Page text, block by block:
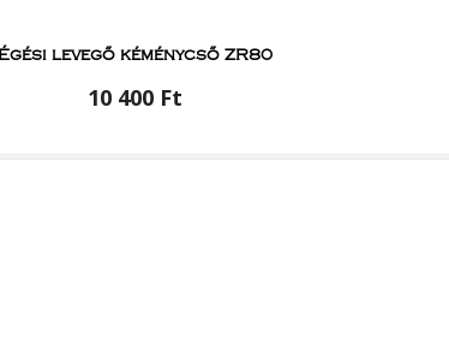
Égési levegő kéménycső ZR80
10 400 Ft